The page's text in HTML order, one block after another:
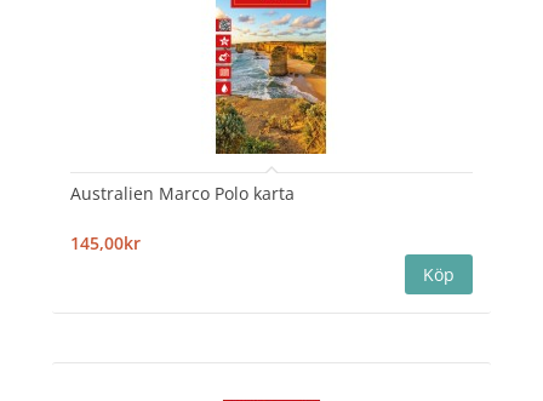
Australien Marco Polo karta
145,00kr